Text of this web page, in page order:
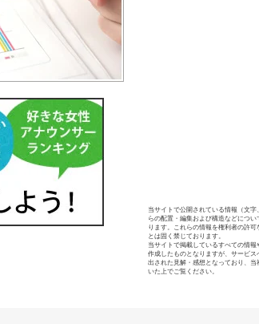
当サイトで公開されている情報（文
らの配置・編集および構造などにつ
ります。これらの情報を権利者の許
とは固く禁じております。
当サイトで掲載しているすべての情
作成したものとなりますが、サービ
出された見解・感想となっており、
いた上でご覧ください。